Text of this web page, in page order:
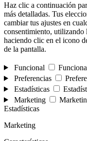
Haz clic a continuación
más detalladas. Tus
cambiar tus ajustes en
consentimiento, utilizando
haciendo clic en el icono
de la pantalla.
Funcional
Preferencias
Estadísticas
Marketing
Estadísticas
Marketing